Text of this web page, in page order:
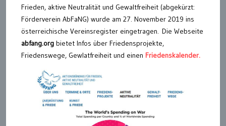
Frieden, aktive Neutralität und Gewaltfreiheit (abgekürzt:
Förderverein AbFaNG) wurde am 27. November 2019 ins
österreichische Vereinsregister eingetragen. Die Webseite
abfang.org bietet Infos über Friedensprojekte,
Friedenswege, Gewlatfreiheit und einen Friedenskalender.